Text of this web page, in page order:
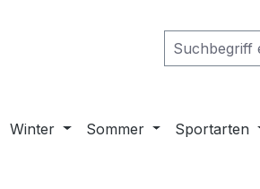
Winter Sommer Sportarten